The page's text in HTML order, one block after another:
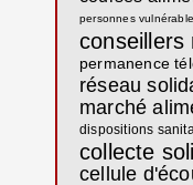
personnes
conseillers
permanence
réseau
marché
dispositions
collecte
cellule